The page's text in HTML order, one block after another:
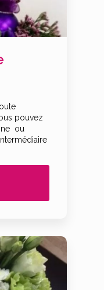
pouvez
ou